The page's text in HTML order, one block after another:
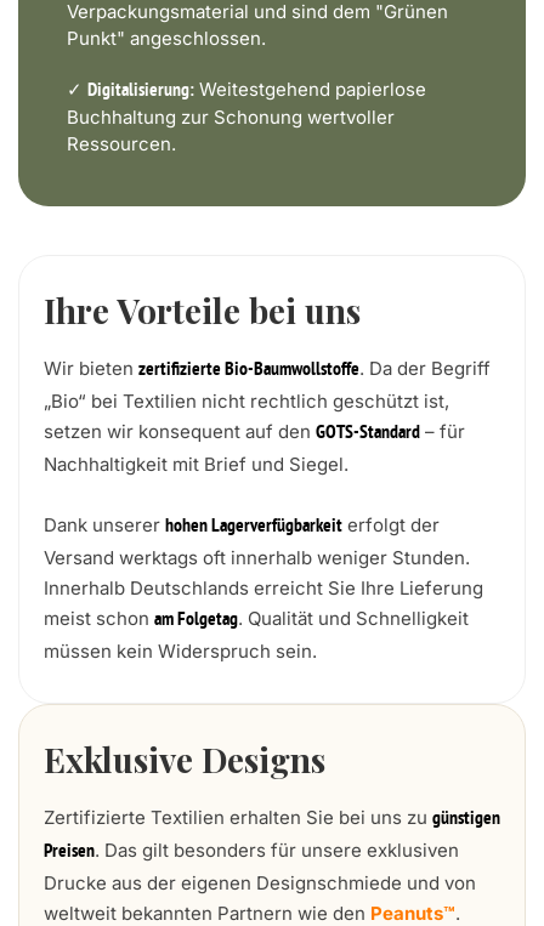
Verpackungsmaterial und sind dem "Grünen
Punkt" angeschlossen.
✓ Digitalisierung: Weitestgehend papierlose
Buchhaltung zur Schonung wertvoller
Ressourcen.
Ihre Vorteile bei uns
Wir bieten zertifizierte Bio-Baumwollstoffe. Da der Begriff
„Bio“ bei Textilien nicht rechtlich geschützt ist,
setzen wir konsequent auf den GOTS-Standard – für
Nachhaltigkeit mit Brief und Siegel.
Dank unserer hohen Lagerverfügbarkeit erfolgt der
Versand werktags oft innerhalb weniger Stunden.
Innerhalb Deutschlands erreicht Sie Ihre Lieferung
meist schon am Folgetag. Qualität und Schnelligkeit
müssen kein Widerspruch sein.
Exklusive Designs
Zertifizierte Textilien erhalten Sie bei uns zu günstigen
Preisen. Das gilt besonders für unsere exklusiven
Drucke aus der eigenen Designschmiede und von
weltweit bekannten Partnern wie den Peanuts™.